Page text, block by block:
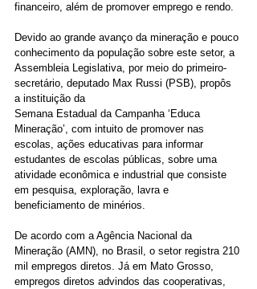
financeiro, além de promover emprego e rendo.
Devido ao grande avanço da mineração e pouco
conhecimento da população sobre este setor, a
Assembleia Legislativa, por meio do primeiro-
secretário, deputado Max Russi (PSB), propôs
a instituição da
Semana Estadual da Campanha ‘Educa
Mineração’, com intuito de promover nas
escolas, ações educativas para informar
estudantes de escolas públicas, sobre uma
atividade econômica e industrial que consiste
em pesquisa, exploração, lavra e
beneficiamento de minérios.
De acordo com a Agência Nacional da
Mineração (AMN), no Brasil, o setor registra 210
mil empregos diretos. Já em Mato Grosso,
empregos diretos advindos das cooperativas,